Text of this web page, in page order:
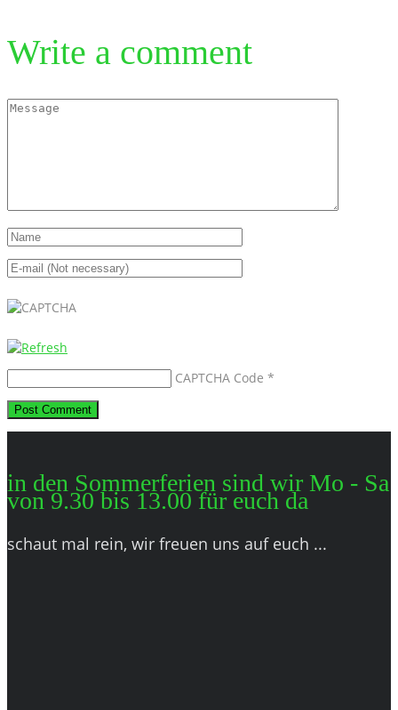
Write a comment
CAPTCHA Code *
in den Sommerferien sind wir Mo - Sa
von 9.30 bis 13.00 für euch da
schaut mal rein, wir freuen uns auf euch ...